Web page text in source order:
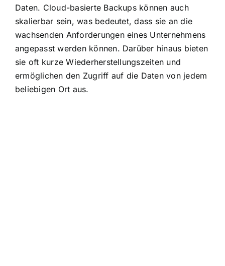
Daten. Cloud-basierte Backups können auch
skalierbar sein, was bedeutet, dass sie an die
wachsenden Anforderungen eines Unternehmens
angepasst werden können. Darüber hinaus bieten
sie oft kurze Wiederherstellungszeiten und
ermöglichen den Zugriff auf die Daten von jedem
beliebigen Ort aus.